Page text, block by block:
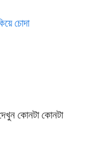
চোদা
কোনটা কোনটা